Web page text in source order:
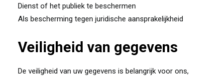
Dienst of het publiek te beschermen
Als bescherming tegen juridische aansprakelijkheid
Veiligheid van gegevens
De veiligheid van uw gegevens is belangrijk voor ons,